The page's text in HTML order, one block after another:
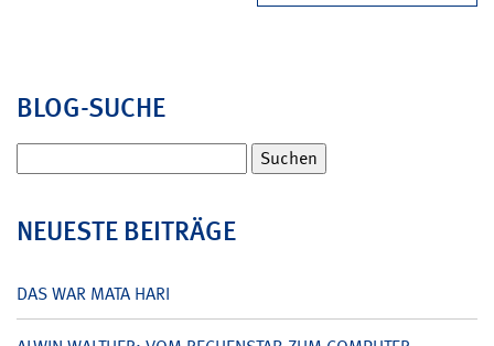
BLOG-SUCHE
nach:
NEUESTE BEITRÄGE
DAS WAR MATA HARI